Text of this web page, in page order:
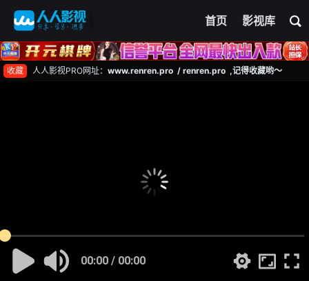
首页 影视库
收藏 人人影视PRO网址： www.renren.pro / renren.pro ,记得收藏哟～
00:00 / 00:00